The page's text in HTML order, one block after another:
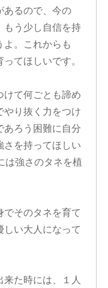
あるので、今の
う少し自信を持
よ。これからも
てほしいです。
けて何ごとも諦め
やり抜く力をつけ
あろう困難に自分
さを持ってほしい
強さのタネを植
そのタネを育て
しい大人になって
た時には、１人